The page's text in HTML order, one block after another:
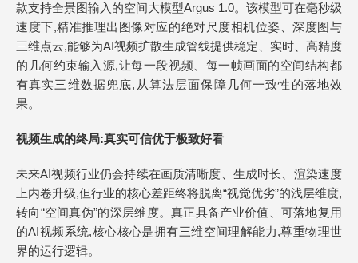
款支持全景图输入的空间大模型Argus 1.0。该模型可在毫秒级
速度下,精准推理出图像对应的绝对尺度相机位姿、深度图与
三维点云,能够为AI视频扩散生成管线提供稳定、实时、高精度
的几何约束输入源,让每一段视频、每一帧画面的空间结构都
有真实三维数据兜底,从算法层面保障几何一致性的落地效
果。
视频生成的终局:真实可信优于极致好看
未来AI视频行业仍会持续在画质清晰度、生成时长、渲染速度
上内卷升级,但行业的核心差距终将脱离“视觉优劣”的浅层维度,
转向“空间真伪”的深层维度。真正具备产业价值、可落地复用
的AI视频系统,核心核心是拥有三维空间理解能力,尊重物理世
界的运行逻辑。